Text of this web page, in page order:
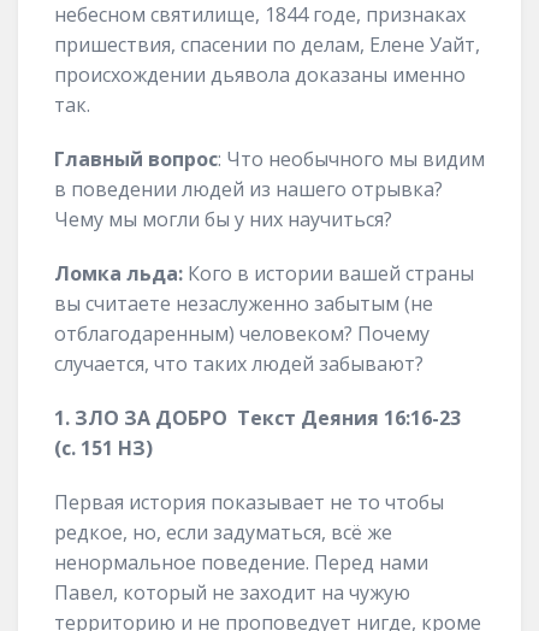
небесном святилище, 1844 годе, признаках
пришествия, спасении по делам, Елене Уайт,
происхождении дьявола доказаны именно
так.
Главный вопрос: Что необычного мы видим
в поведении людей из нашего отрывка?
Чему мы могли бы у них научиться?
Ломка льда: Кого в истории вашей страны
вы считаете незаслуженно забытым (не
отблагодаренным) человеком? Почему
случается, что таких людей забывают?
1. ЗЛО ЗА ДОБРО Текст Деяния 16:16-23
(с. 151 НЗ)
Первая история показывает не то чтобы
редкое, но, если задуматься, всё же
ненормальное поведение. Перед нами
Павел, который не заходит на чужую
территорию и не проповедует нигде, кроме